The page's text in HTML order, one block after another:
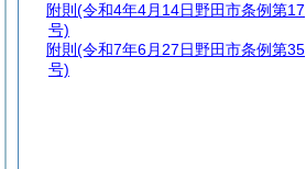
附則 (令和4年4月14日野田市条例第17
号)
附則 (令和7年6月27日野田市条例第35
号)